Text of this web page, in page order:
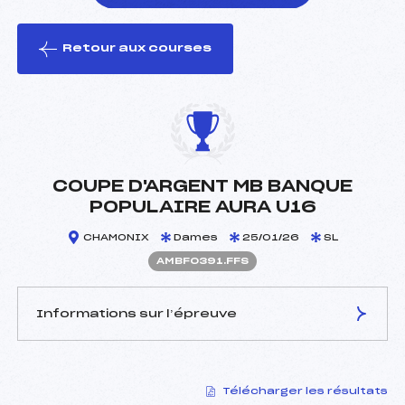
le ski
Retour aux courses
COUPE D'ARGENT MB BANQUE
POPULAIRE AURA U16
CHAMONIX Dames 25/01/26 SL
AMBF0391.FFS
Informations sur l’épreuve
BALMAT JEROME (MB)
Télécharger les résultats